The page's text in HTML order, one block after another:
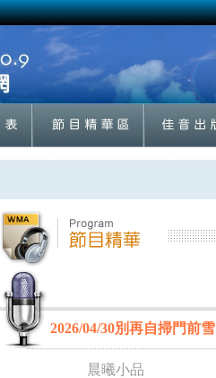
2026/04/30別再自掃門前雪
晨曦小品